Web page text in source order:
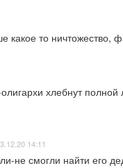
то ничтожество,
хлебнут
14:11
не смогли найти его